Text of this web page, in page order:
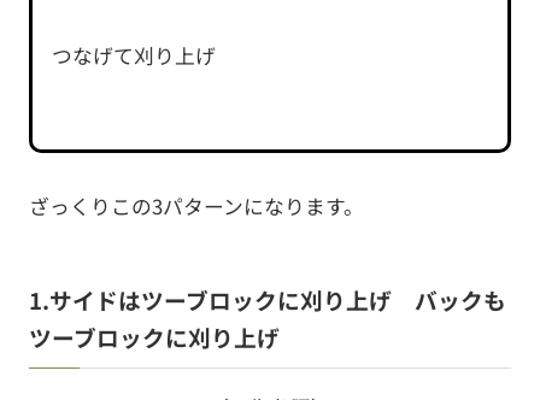
つなげて刈り上げ
ざっくりこの3パターンになります。
1.サイドはツーブロックに刈り上げ バックも
ツーブロックに刈り上げ